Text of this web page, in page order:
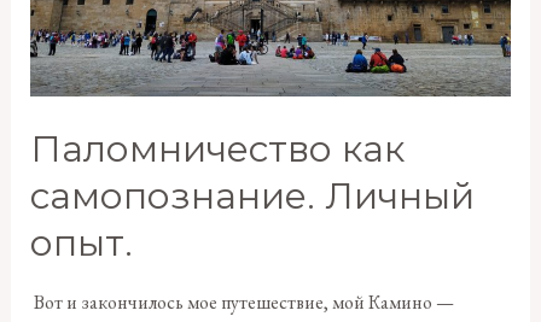
Паломничество как
самопознание. Личный
опыт.
Вот и закончилось мое путешествие, мой Камино —